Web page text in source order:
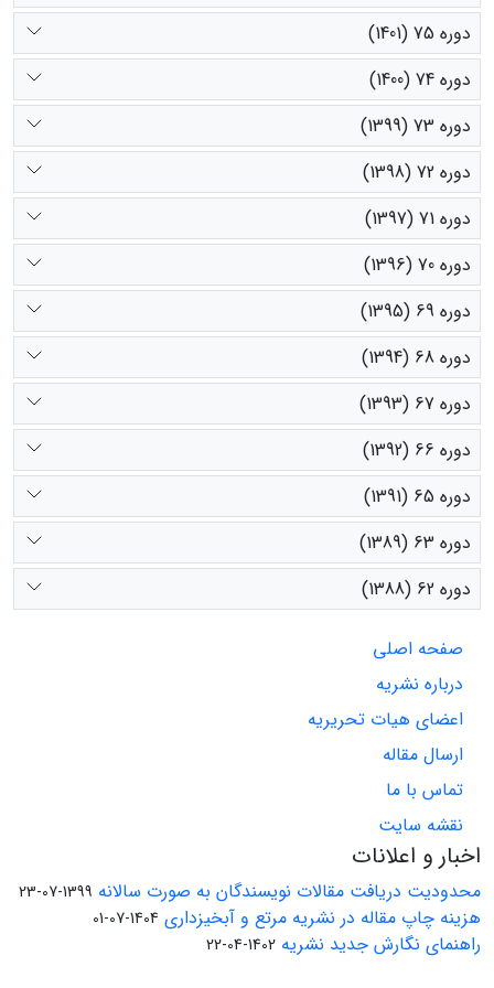
دوره 75 (1401)
دوره 74 (1400)
دوره 73 (1399)
دوره 72 (1398)
دوره 71 (1397)
دوره 70 (1396)
دوره 69 (1395)
دوره 68 (1394)
دوره 67 (1393)
دوره 66 (1392)
دوره 65 (1391)
دوره 63 (1389)
دوره 62 (1388)
صفحه اصلی
درباره نشریه
اعضای هیات تحریریه
ارسال مقاله
تماس با ما
نقشه سایت
اخبار و اعلانات
محدودیت دریافت مقالات نویسندگان به صورت سالانه 1399-07-23
هزینه چاپ مقاله در نشریه مرتع و آبخیزداری 1404-07-01
راهنمای نگارش جدید نشریه 1402-04-22